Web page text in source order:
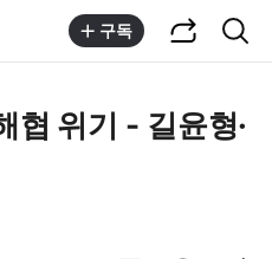
구독
협 위기 - 길윤형·